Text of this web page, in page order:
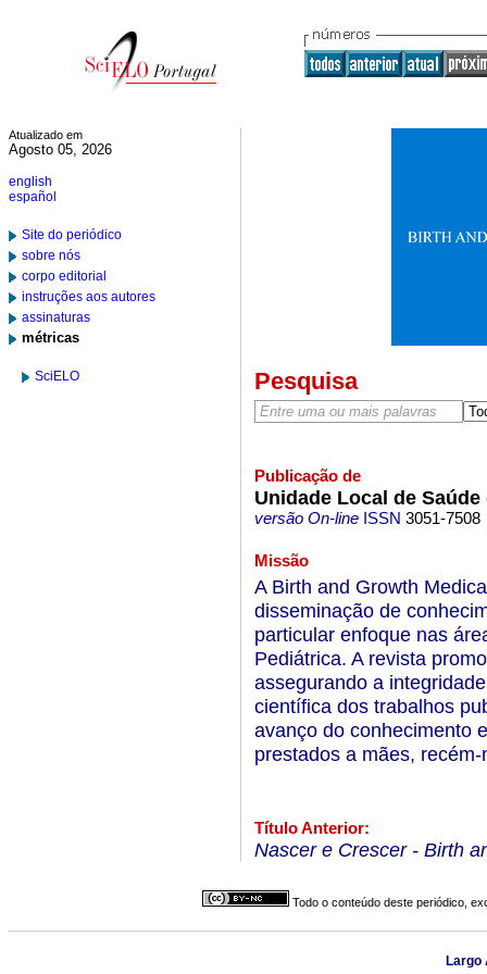
Atualizado em
Agosto 05, 2026
english
español
Site do periódico
sobre nós
corpo editorial
instruções aos autores
assinaturas
métricas
SciELO Pesquisa
Publicação de
Unidade Local de
versão On-lineISSN 3051-7508
Missão
A Birth and Growth
disseminação de
particular enfoque nas
Pediátrica. A revista
assegurando a
científica dos trabalhos
avanço do conhecimento
prestados a mães,
Título Anterior:
Nascer e Crescer - Birth
Todo o conteúdo deste periódico,
Largo